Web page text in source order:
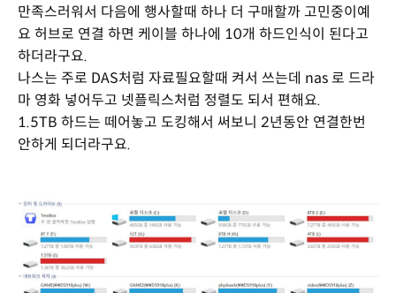
만족스러워서 다음에 행사할때 하나 더 구매할까 고민중이예
요 허브로 연결 하면 케이블 하나에 10개 하드인식이 된다고
하더라구요.
나스는 주로 DAS처럼 자료필요할때 켜서 쓰는데 nas 로 드라
마 영화 넣어두고 넷플릭스처럼 정렬도 되서 편해요.
1.5TB 하드는 떼어놓고 도킹해서 써보니 2년동안 연결한번
안하게 되더라구요.